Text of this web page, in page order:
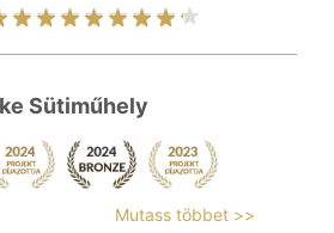
Sütiműhely
Mutass többet >>